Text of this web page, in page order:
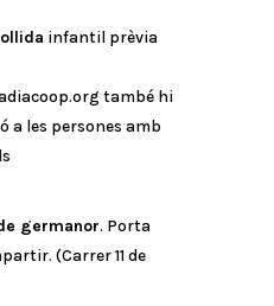
infantil prèvia
també hi
a les persones amb
germanor. Porta
(Carrer 11 de